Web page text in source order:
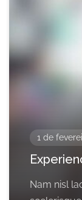
1 de
Nam nisl